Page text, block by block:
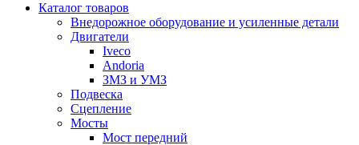
Каталог товаров
Внедорожное оборудование и усиленные детали
Двигатели
Iveco
Andoria
ЗМЗ и УМЗ
Подвеска
Сцепление
Мосты
Мост передний